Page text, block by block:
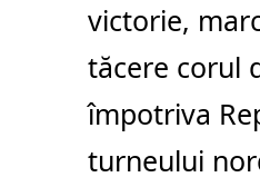
victorie,
tăcere corul
împotriva
turneului